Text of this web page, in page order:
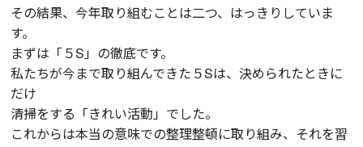
その結果、今年取り組むことは二つ、はっきりしていま
す。
まずは「５S」の徹底です。
私たちが今まで取り組んできた５Sは、決められたときに
だけ
清掃をする「きれい活動」でした。
これからは本当の意味での整理整頓に取り組み、それを習